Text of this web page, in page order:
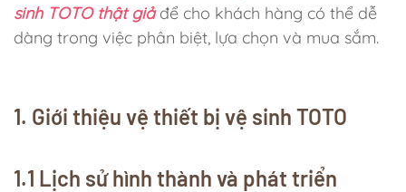
sinh TOTO thật giảđể cho khách hàng có thể dễ
dàng trong việc phân biệt, lựa chọn và mua sắm.
1. Giới thiệu vệ thiết bị vệ sinh TOTO
1.1 Lịch sử hình thành và phát triển